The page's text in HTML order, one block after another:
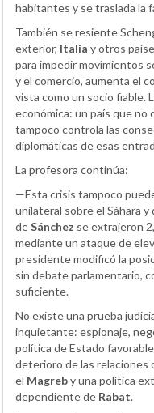
habitantes y se traslada la
También se resiente
exterior, Italia y otros
para impedir movimientos
y el comercio, aumenta el
vista como un socio fiable.
económica: un país que
tampoco controla las
diplomáticas de esas
La profesora continúa:
—Esta crisis tampoco
unilateral sobre el Sáhara
deSánchez se extrajeron
mediante un ataque de
presidente modificó la
sin debate parlamentario,
suficiente.
No existe una prueba
inquietante: espionaje,
política de Estado
deterioro de las relaciones
el Magreby una política
dependiente de Rabat.